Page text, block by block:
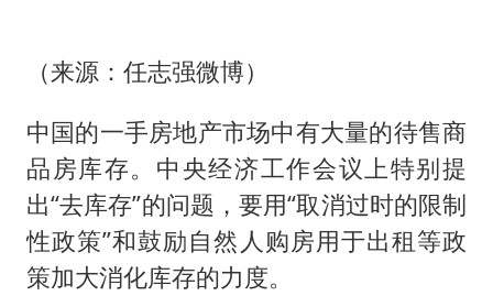
“天津之眼”摩天轮附近2人落水
银行午休1.5小时 留个窗口行不行
41岁女子为鼓励女儿考上985研究生
（来源：任志强微博）
中国的一手房地产市场中有大量的待售商
品房库存。中央经济工作会议上特别提
出“去库存”的问题，要用“取消过时的限制
性政策”和鼓励自然人购房用于出租等政
策加大消化库存的力度。